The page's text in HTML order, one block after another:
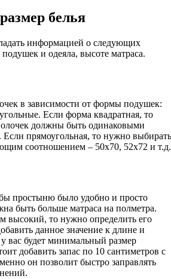
белья
информацией о следующих
подушек и одеяла, высоте матраса.
в зависимости от формы подушек:
Если форма квадратная, то
должны быть одинаковыми
Если прямоугольная, то нужно выбирать
соотношением – 50х70, 52х72 и т.д.
простыню было удобно и просто
быть больше матраса на полметра.
высокий, то нужно определить его
данное значение к длине и
вас будет минимальный размер
добавить запас по 10 сантиметров с
он позволит быстро заправлять